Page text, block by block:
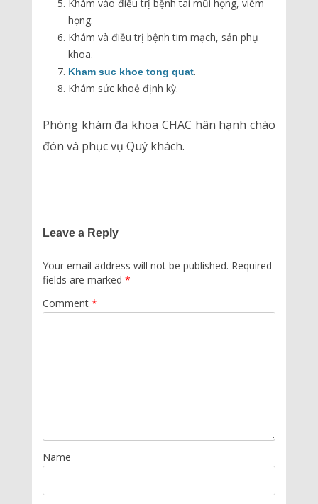
Khám vào điều trị bệnh tai mũi họng, viêm
họng.
Khám và điều trị bệnh tim mạch, sản phụ
khoa.
Kham suc khoe tong quat.
Khám sức khoẻ định kỳ.
Phòng khám đa khoa CHAC hân hạnh chào
đón và phục vụ Quý khách.
Leave a Reply
Your email address will not be published. Required
fields are marked *
Comment *
Name